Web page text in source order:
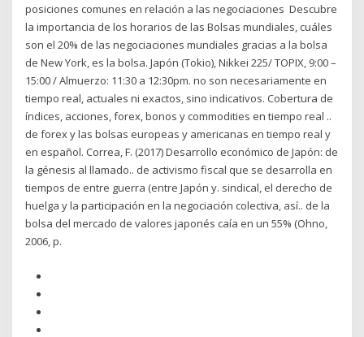
posiciones comunes en relación a las negociaciones Descubre
la importancia de los horarios de las Bolsas mundiales, cuáles
son el 20% de las negociaciones mundiales gracias a la bolsa
de New York, es la bolsa. Japón (Tokio), Nikkei 225/ TOPIX, 9:00 –
15:00 / Almuerzo: 11:30 a 12:30pm. no son necesariamente en
tiempo real, actuales ni exactos, sino indicativos. Cobertura de
índices, acciones, forex, bonos y commodities en tiempo real ..
de forex y las bolsas europeas y americanas en tiempo real y
en español. Correa, F. (2017) Desarrollo económico de Japón: de
la génesis al llamado.. de activismo fiscal que se desarrolla en
tiempos de entre guerra (entre Japón y. sindical, el derecho de
huelga y la participación en la negociación colectiva, así.. de la
bolsa del mercado de valores japonés caía en un 55% (Ohno,
2006, p.